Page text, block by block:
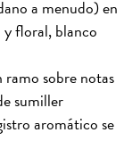
a menudo) en
floral, blanco
ramo sobre notas
sumiller
aromático se